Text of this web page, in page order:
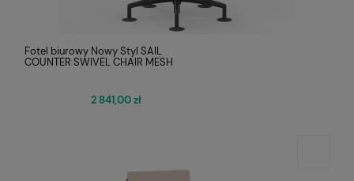
Fotel biurowy Nowy Styl SAIL
COUNTER SWIVEL CHAIR MESH
2 841,00 zł